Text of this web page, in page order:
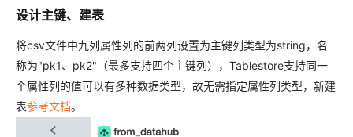
设计主键、建表
将csv文件中九列属性列的前两列设置为主键列类型为string，名
称为"pk1、pk2"（最多支持四个主键列），Tablestore支持同一
个属性列的值可以有多种数据类型，故无需指定属性列类型，新建
表参考文档。